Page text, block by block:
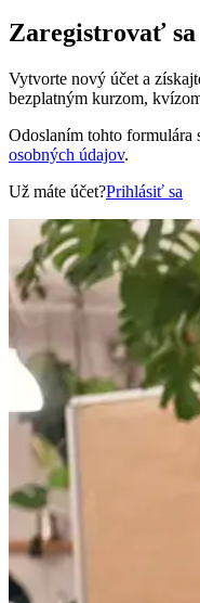
Zaregistrovať sa
Vytvorte nový účet a
bezplatným kurzom,
Odoslaním tohto formulára
osobných údajov.
Už máte účet?Prihlásiť sa